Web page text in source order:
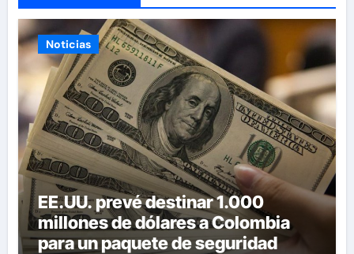
Noticias
EE.UU. prevé destinar 1.000
millones de dólares a Colombia
para un paquete de seguridad